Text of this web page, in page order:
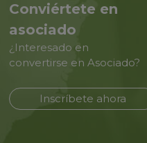
Conviértete en
asociado
¿Interesado en
convertirse en Asociado?
Inscríbete ahora